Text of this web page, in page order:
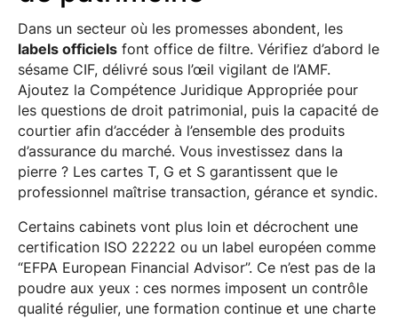
Dans un secteur où les promesses abondent, les
labels officielsfont office de filtre. Vérifiez d’abord le
sésame CIF, délivré sous l’œil vigilant de l’AMF.
Ajoutez la Compétence Juridique Appropriée pour
les questions de droit patrimonial, puis la capacité de
courtier afin d’accéder à l’ensemble des produits
d’assurance du marché. Vous investissez dans la
pierre ? Les cartes T, G et S garantissent que le
professionnel maîtrise transaction, gérance et syndic.
Certains cabinets vont plus loin et décrochent une
certification ISO 22222 ou un label européen comme
“EFPA European Financial Advisor”. Ce n’est pas de la
poudre aux yeux : ces normes imposent un contrôle
qualité régulier, une formation continue et une charte